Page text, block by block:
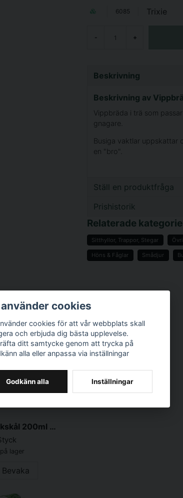
6085 Trixie
- +
Beskrivning
Beskrivning av
Vippbräda i trä som
gnagare.
Busiga vaktlar uppskattar
en "bro".
Ställ en produktfråga
question
name
Prishistorik
Relaterade
Sitthyllor, Trappor, Stegar
Höns & Fåglar Smådjur
Keramikskål 200ml 14cm
lager
Bevaka
cookies
cookies för att vår webbplats skall
och erbjuda dig bästa upplevelse.
ditt samtycke genom att trycka på
alla eller anpassa via inställningar
Godkänn alla Inställningar